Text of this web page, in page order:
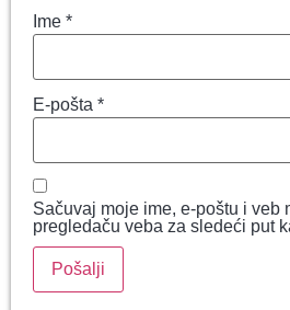
Ime *
E-pošta *
Sačuvaj moje ime, e-poštu i veb
pregledaču veba za sledeći put